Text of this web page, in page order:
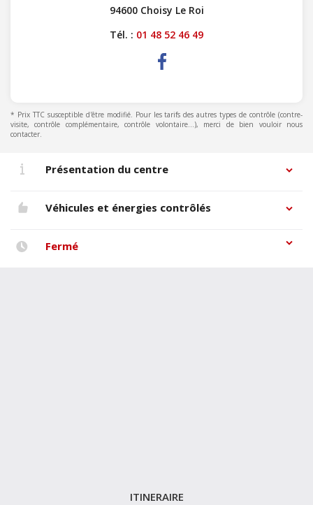
94600 Choisy Le Roi
Tél. : 01 48 52 46 49
* Prix TTC susceptible d'être modifié. Pour les tarifs des autres types de contrôle (contre-
visite, contrôle complémentaire, contrôle volontaire...), merci de bien vouloir nous
contacter.
Présentation du centre
Véhicules et énergies contrôlés
Fermé
ITINERAIRE